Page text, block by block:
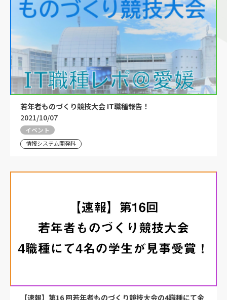
若年者ものづくり競技大会 IT職種報告！
2021/10/07
イベント
情報システム開発科
【速報】第16 回若年者ものづくり競技大会の4職種にて金